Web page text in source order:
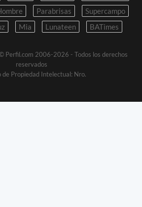
Parabrisas
Supercampo
Mia Lunateen BATimes
© Perfil.com 2006-2026 - Todos los derechos
reservados
de Propiedad Intelectual: Nro.